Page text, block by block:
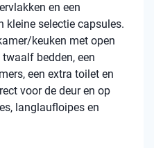
en een
kleine selectie capsules.
keuken met open
bedden, een
een extra toilet en
voor de deur en op
langlaufloipes en